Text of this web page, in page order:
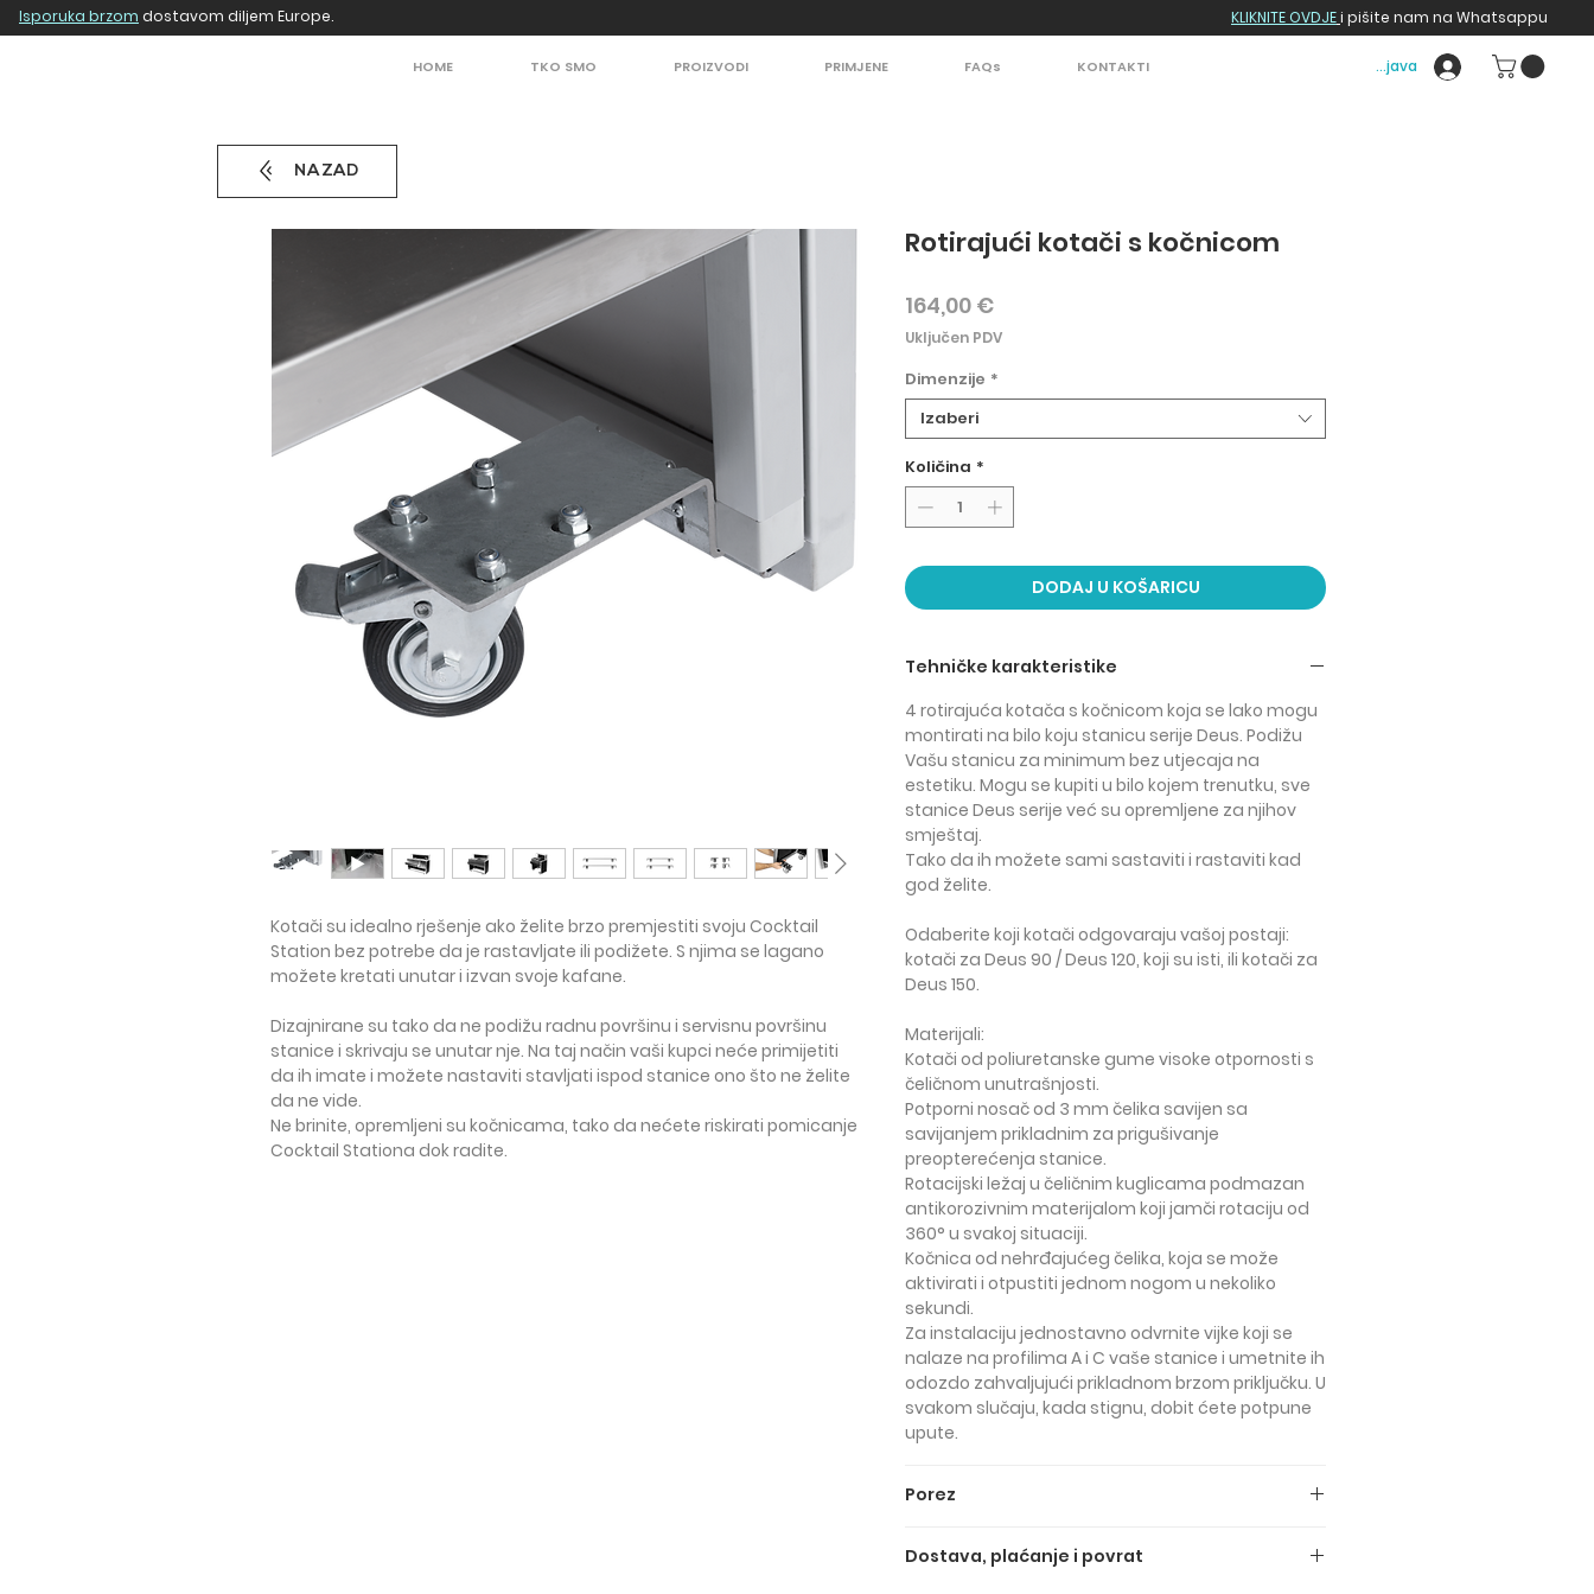
Isporuka brzom dostavom diljem Europe. KLIKNITE OVDJEi pišite nam na Whatsappu
HOME TKO SMO PROIZVODI PRIMJENE FAQs KONTAKTI Prijava
NAZAD
Kotači su idealno rješenje ako želite brzo premjestiti svoju Cocktail
Station bez potrebe da je rastavljate ili podižete. S njima se lagano
možete kretati unutar i izvan svoje kafane.
Dizajnirane su tako da ne podižu radnu površinu i servisnu površinu
stanice i skrivaju se unutar nje. Na taj način vaši kupci neće primijetiti
da ih imate i možete nastaviti stavljati ispod stanice ono što ne želite
da ne vide.
Ne brinite, opremljeni su kočnicama, tako da nećete riskirati pomicanje
Cocktail Stationa dok radite.
Rotirajući kotači s kočnicom
164,00 €Cijena
Uključen PDV
Dimenzije *
Izaberi
Količina *
DODAJ U KOŠARICU
Tehničke karakteristike
4 rotirajuća kotača s kočnicom koja se lako mogu
montirati na bilo koju stanicu serije Deus. Podižu
Vašu stanicu za minimum bez utjecaja na
estetiku. Mogu se kupiti u bilo kojem trenutku, sve
stanice Deus serije već su opremljene za njihov
smještaj.
Tako da ih možete sami sastaviti i rastaviti kad
god želite.
Odaberite koji kotači odgovaraju vašoj postaji:
kotači za Deus 90 / Deus 120, koji su isti, ili kotači za
Deus 150.
Materijali:
Kotači od poliuretanske gume visoke otpornosti s
čeličnom unutrašnjosti.
Potporni nosač od 3 mm čelika savijen sa
savijanjem prikladnim za prigušivanje
preopterećenja stanice.
Rotacijski ležaj u čeličnim kuglicama podmazan
antikorozivnim materijalom koji jamči rotaciju od
360° u svakoj situaciji.
Kočnica od nehrđajućeg čelika, koja se može
aktivirati i otpustiti jednom nogom u nekoliko
sekundi.
Za instalaciju jednostavno odvrnite vijke koji se
nalaze na profilima A i C vaše stanice i umetnite ih
odozdo zahvaljujući prikladnom brzom priključku. U
svakom slučaju, kada stignu, dobit ćete potpune
upute.
Porez
Cijena BEZ PDV-a je sljedeća:
Dostava, plaćanje i povrat